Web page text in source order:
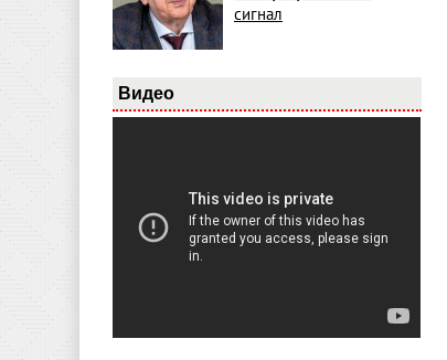
сигнал
Видео